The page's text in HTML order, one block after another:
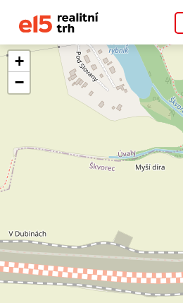
+
−